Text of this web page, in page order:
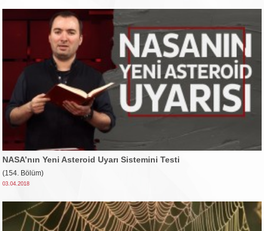
NASA’nın Yeni Asteroid Uyarı Sistemini Testi
(154. Bölüm)
03.04.2018